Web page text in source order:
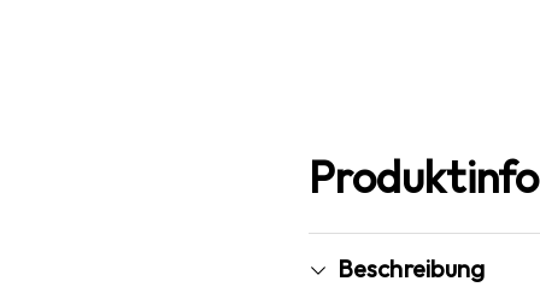
Beschreibung